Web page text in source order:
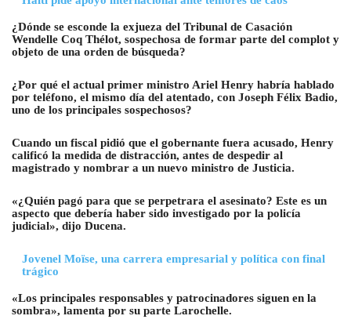
¿Dónde se esconde la exjueza del Tribunal de Casación
Wendelle Coq Thélot, sospechosa de formar parte del complot y
objeto de una orden de búsqueda?
¿Por qué el actual primer ministro Ariel Henry habría hablado
por teléfono, el mismo día del atentado, con Joseph Félix Badio,
uno de los principales sospechosos?
Cuando un fiscal pidió que el gobernante fuera acusado, Henry
calificó la medida de distracción, antes de despedir al
magistrado y nombrar a un nuevo ministro de Justicia.
«¿Quién pagó para que se perpetrara el asesinato? Este es un
aspecto que debería haber sido investigado por la policía
judicial», dijo Ducena.
Jovenel Moïse, una carrera empresarial y política con final
trágico
«Los principales responsables y patrocinadores siguen en la
sombra», lamenta por su parte Larochelle.